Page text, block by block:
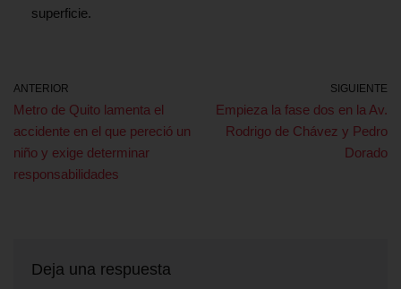
superficie.
ANTERIOR
Metro de Quito lamenta el
accidente en el que pereció un
niño y exige determinar
responsabilidades
SIGUIENTE
Empieza la fase dos en la Av.
Rodrigo de Chávez y Pedro
Dorado
Deja una respuesta